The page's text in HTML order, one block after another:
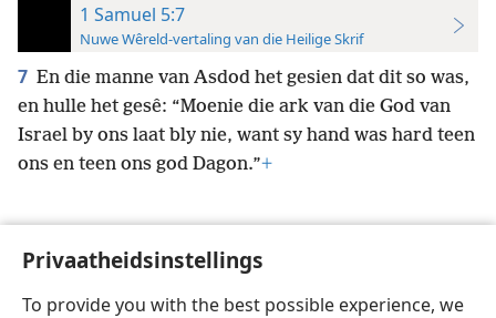
Privaatheidsinstellings
To provide you with the best possible experience, we
1 Samuel 5:7
Nuwe Wêreld-vertaling van die Heilige Skrif
7 En die manne van Asdod het gesien dat dit so was,
en hulle het gesê: “Moenie die ark van die God van
Israel by ons laat bly nie, want sy hand was hard teen
ons en teen ons god Dagon.”+
Afrikaans Voorkeure